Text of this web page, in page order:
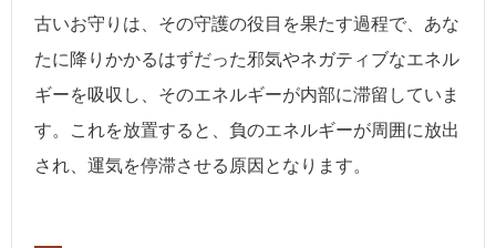
古いお守りは、その守護の役目を果たす過程で、あな
たに降りかかるはずだった邪気やネガティブなエネル
ギーを吸収し、そのエネルギーが内部に滞留していま
す。これを放置すると、負のエネルギーが周囲に放出
され、運気を停滞させる原因となります。